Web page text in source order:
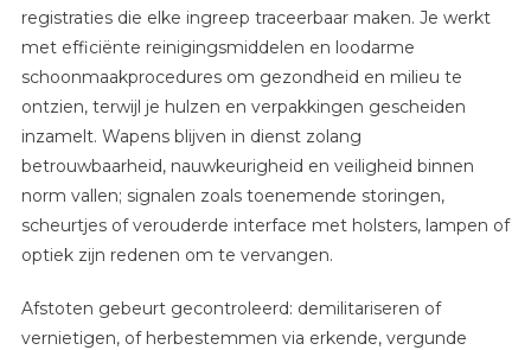
registraties die elke ingreep traceerbaar maken. Je werkt
met efficiënte reinigingsmiddelen en loodarme
schoonmaakprocedures om gezondheid en milieu te
ontzien, terwijl je hulzen en verpakkingen gescheiden
inzamelt. Wapens blijven in dienst zolang
betrouwbaarheid, nauwkeurigheid en veiligheid binnen
norm vallen; signalen zoals toenemende storingen,
scheurtjes of verouderde interface met holsters, lampen of
optiek zijn redenen om te vervangen.
Afstoten gebeurt gecontroleerd: demilitariseren of
vernietigen, of herbestemmen via erkende, vergunde